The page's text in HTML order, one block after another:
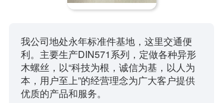
我公司地处永年标准件基地，这里交通便
利。主要生产DIN571系列，定做各种异形
木螺丝，以“科技为根，诚信为基，以人为
本，用户至上”的经营理念为广大客户提供
优质的产品和服务。